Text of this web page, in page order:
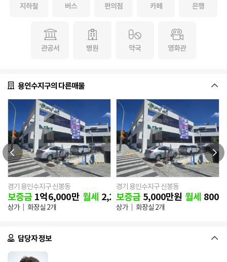
지하철 버스 편의점 카페 은행
관공서 병원 약국 영화관
용인수지구의 다른매물
경기 용인수지구 신봉동
보증금 1억6,000만 월세 2,270만원
상가 화장실 2개
경기 용인수지구 신봉동
보증금 5,000만원 월세 800
상가 화장실 2개
담당자 정보